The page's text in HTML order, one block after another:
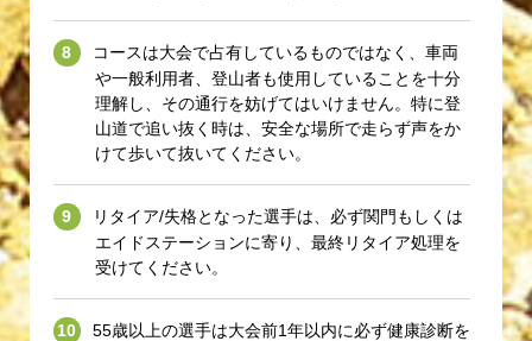
コースは大会で占有しているものではなく、車両
や一般利用者、登山者も使用していることを十分
理解し、その通行を妨げてはいけません。特に登
山道で追い抜く時は、安全な場所で走らず声をか
けて歩いて抜いてください。
リタイア/失格となった選手は、必ず関門もしくは
エイドステーションに寄り、最終リタイア処理を
受けてください。
55歳以上の選手は大会前1年以内に必ず健康診断を